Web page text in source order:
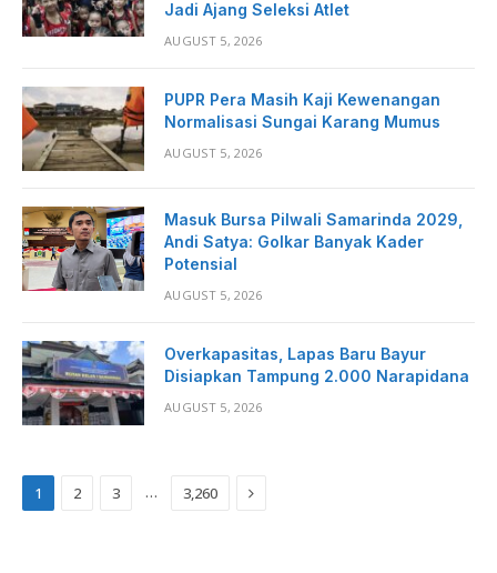
Jadi Ajang Seleksi Atlet
AUGUST 5, 2026
PUPR Pera Masih Kaji Kewenangan
Normalisasi Sungai Karang Mumus
AUGUST 5, 2026
Masuk Bursa Pilwali Samarinda 2029,
Andi Satya: Golkar Banyak Kader
Potensial
AUGUST 5, 2026
Overkapasitas, Lapas Baru Bayur
Disiapkan Tampung 2.000 Narapidana
AUGUST 5, 2026
1 2 3 … 3,260 Next